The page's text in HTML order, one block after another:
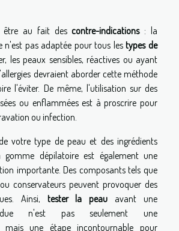
être au fait descontre-indications: la
n'est pas adaptée pour tous lestypes de
les peaux sensibles, réactives ou ayant
devraient aborder cette méthode
l'éviter. De même, l'utilisation sur des
ou enflammées est à proscrire pour
ou infection.
votre type de peau et des ingrédients
dépilatoire est également une
importante. Des composants tels que
conservateurs peuvent provoquer des
Ainsi, tester la peau avant une
n'est pas seulement une
mais une étape incontournable pour